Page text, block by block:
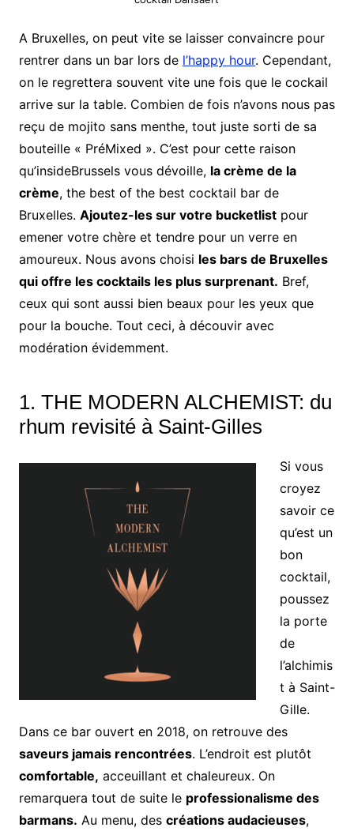
A Bruxelles, on peut vite se laisser convaincre pour
rentrer dans un bar lors de l’happy hour. Cependant,
on le regrettera souvent vite une fois que le cockail
arrive sur la table. Combien de fois n’avons nous pas
reçu de mojito sans menthe, tout juste sorti de sa
bouteille « PréMixed ». C’est pour cette raison
qu’insideBrussels vous dévoille, la crème de la
crème, the best of the best cocktail bar de
Bruxelles. Ajoutez-les sur votre bucketlistpour
emener votre chère et tendre pour un verre en
amoureux. Nous avons choisi les bars de Bruxelles
qui offre les cocktails les plus surprenant. Bref,
ceux qui sont aussi bien beaux pour les yeux que
pour la bouche. Tout ceci, à découvir avec
modération évidemment.
1. THE MODERN ALCHEMIST: du
rhum revisité à Saint-Gilles
Si vous
croyez
savoir ce
qu’est un
bon
cocktail,
poussez
la porte
de
l’alchimis
t à Saint-
Gille.
Dans ce bar ouvert en 2018, on retrouve des
saveurs jamais rencontrées. L’endroit est plutôt
comfortable, acceuillant et chaleureux. On
remarquera tout de suite le professionalisme des
barmans. Au menu, des créations audacieuses,